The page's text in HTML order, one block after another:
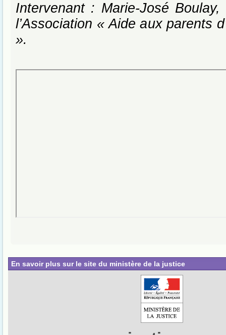
Intervenant : Marie-José
l’Association « Aide aux parents
».
En savoir plus sur le site du ministère de la justice